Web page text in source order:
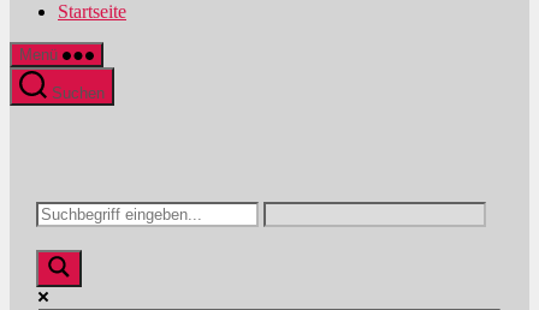
Startseite
Menü
Suchen